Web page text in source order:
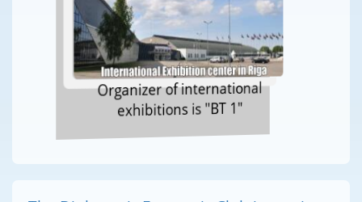
Organizer of international
exhibitions is "BT 1"